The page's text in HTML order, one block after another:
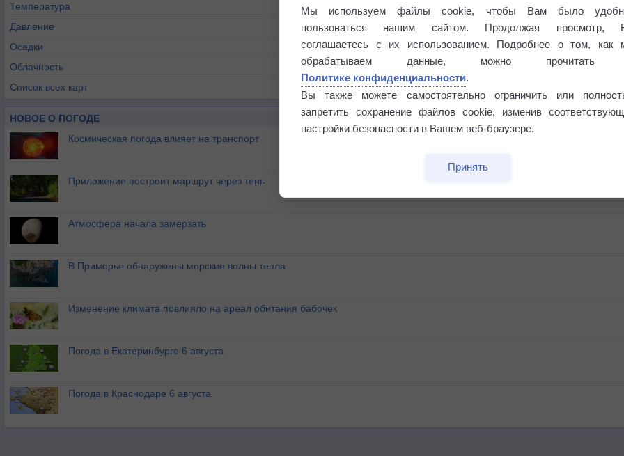
Температура
Давление
Осадки
Облачность
Список всех карт
НОВОЕ О ПОГОДЕ
Космическая погода влияет на транспорт
Приложение построит маршрут через тень
Атмосфера начала замерзать
В Приморье обнаружены морские волны тепла
Изменение климата повлияло на ареал обитания бабочек
Погода в Екатеринбурге 6 августа
Погода в Краснодаре 6 августа
Мы используем файлы cookie, чтобы Вам было
пользоваться нашим сайтом. Продолжая просмотр,
соглашаетесь с их использованием. Подробнее о том, как
обрабатываем данные, можно прочитать
Политике конфиденциальности.
Вы также можете самостоятельно ограничить или
запретить сохранение файлов cookie, изменив
настройки безопасности в Вашем веб-браузере.
Принять